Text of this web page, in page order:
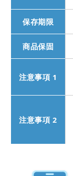
保存期限
商品保固
注意事項 1
注意事項 2